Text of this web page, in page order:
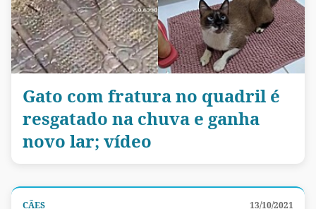
Gato com fratura no quadril é
resgatado na chuva e ganha
novo lar; vídeo
CÃES 13/10/2021